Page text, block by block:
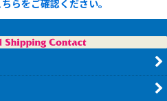
らをご確認ください。